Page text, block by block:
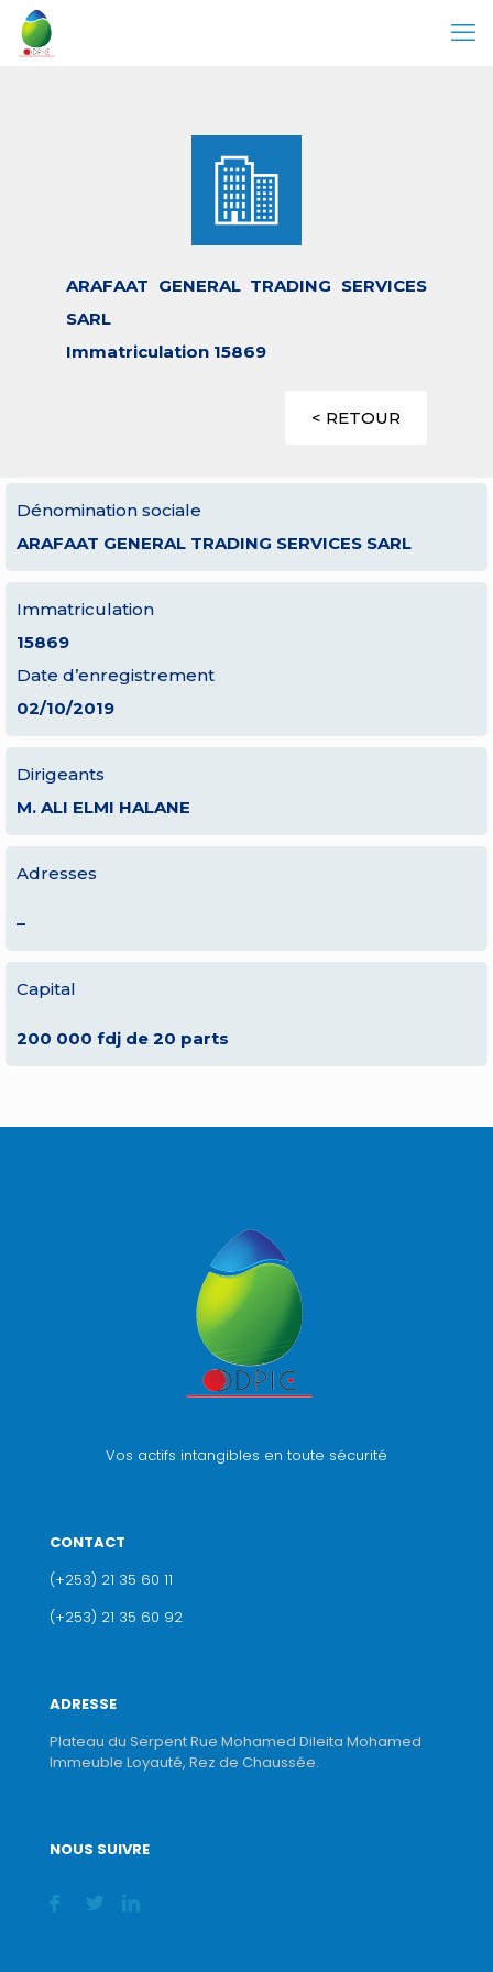
ARAFAAT GENERAL TRADING SERVICES
SARL
Immatriculation 15869
< RETOUR
Dénomination sociale
ARAFAAT GENERAL TRADING SERVICES SARL
Immatriculation
15869
Date d’enregistrement
02/10/2019
Dirigeants
M. ALI ELMI HALANE
Adresses
–
Capital
200 000 fdj de 20 parts
Vos actifs intangibles en toute sécurité
CONTACT
(+253) 21 35 60 11
(+253) 21 35 60 92
ADRESSE
Plateau du Serpent Rue Mohamed Dileita Mohamed
Immeuble Loyauté, Rez de Chaussée.
NOUS SUIVRE